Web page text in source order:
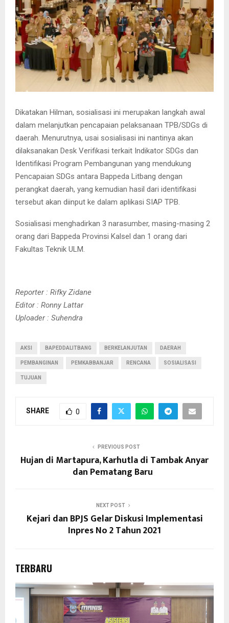
Dikatakan Hilman, sosialisasi ini merupakan langkah awal
dalam melanjutkan pencapaian pelaksanaan TPB/SDGs di
daerah. Menurutnya, usai sosialisasi ini nantinya akan
dilaksanakan Desk Verifikasi terkait Indikator SDGs dan
Identifikasi Program Pembangunan yang mendukung
Pencapaian SDGs antara Bappeda Litbang dengan
perangkat daerah, yang kemudian hasil dari identifikasi
tersebut akan diinput ke dalam aplikasi SIAP TPB.
Sosialisasi menghadirkan 3 narasumber, masing-masing 2
orang dari Bappeda Provinsi Kalsel dan 1 orang dari
Fakultas Teknik ULM.
Reporter : Rifky Zidane
Editor : Ronny Lattar
Uploader : Suhendra
AKSI BAPEDDALITBANG BERKELANJUTAN DAERAH
PEMBANGINAN PEMKABBANJAR RENCANA SOSIALISASI
TUJUAN
SHARE 0
PREVIOUS POST
Hujan di Martapura, Karhutla di Tambak Anyar
dan Pematang Baru
NEXT POST
Kejari dan BPJS Gelar Diskusi Implementasi
Inpres No 2 Tahun 2021
TERBARU